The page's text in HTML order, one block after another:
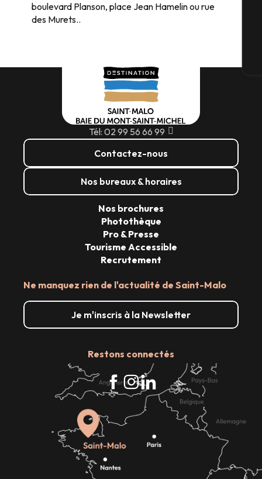
boulevard Planson, place Jean Hamelin ou rue
des Murets..
Tél: 02 99 56 66 99
Contactez-nous
Nos bureaux & horaires
Ne manquez rien de l'actualité de Saint-Malo
Je m'inscris à la Newsletter
Restons connectés
Nos brochures
Photothèque
Pro & Presse
Tourisme Accessible
Recrutement